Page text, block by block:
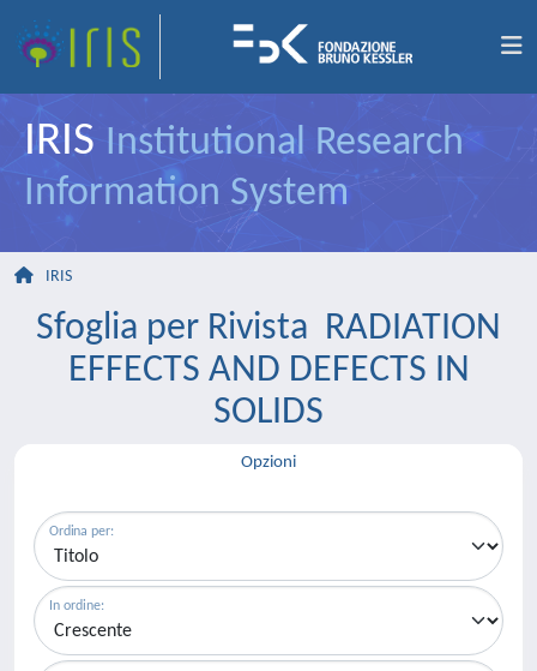
IRIS Institutional Research
Information System
IRIS
Sfoglia per Rivista RADIATION
EFFECTS AND DEFECTS IN
SOLIDS
Opzioni
Ordina per:
In ordine: